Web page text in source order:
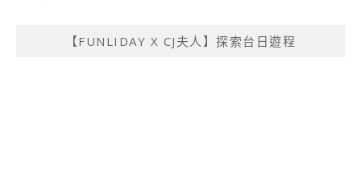
【FUNLIDAY X CJ夫人】探索台日遊程